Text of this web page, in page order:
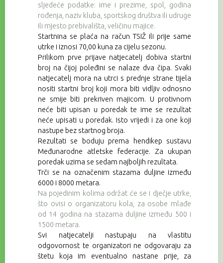
sljedeće podatke: ime i prezime, spol, godina
rođenja, naziv kluba, sportskog društva ili udruge
ili mjesto prebivališta, veličinu majice.
Startnina se plaća na račun TSIŽ ili prije same
utrke i iznosi 70,00 kuna za cijelu sezonu.
Prilikom prve prijave natjecatelj dobiva startni
broj na čijoj poleđini se nalaze dva čipa. Svaki
natjecatelj mora na utrci s prednje strane tijela
nositi startni broj koji mora biti vidljiv odnosno
ne smije biti prekriven majicom. U protivnom
neće biti upisan u poredak te ime se rezultat
neće upisati u poredak. Isto vrijedi i za one koji
nastupe bez startnog broja.
Rezultati se boduju prema hendikep sustavu
Međunarodne atletske federacije. Za ukupan
poredak uzima se sedam najboljih rezultata.
Trči se na označenim stazama duljine između
6000 i 8000 metara.
Na pojedinim kolima održat će se i dječje utrke,
što ovisi o organizatoru kola, za osobe mlađe
od 14 godina na stazama duljine između 500 i
1500 metara.
Svi natjecatelji nastupaju na vlastitu
odgovornost te organizatori ne odgovaraju za
štetu koja im eventualno nastane prije, za